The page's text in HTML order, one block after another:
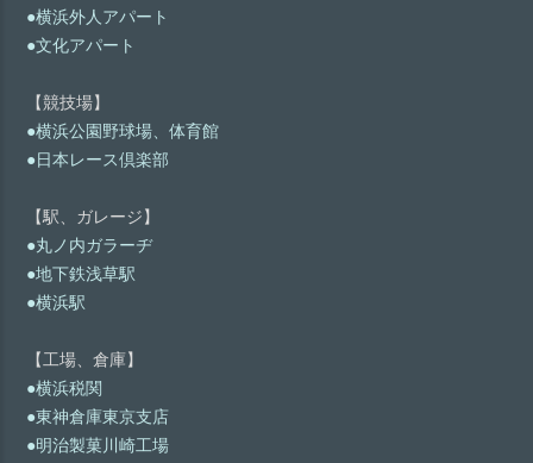
●横浜外人アパート
●文化アパート
【競技場】
●横浜公園野球場、体育館
●日本レース倶楽部
【駅、ガレージ】
●丸ノ内ガラーヂ
●地下鉄浅草駅
●横浜駅
【工場、倉庫】
●横浜税関
●東神倉庫東京支店
●明治製菓川崎工場